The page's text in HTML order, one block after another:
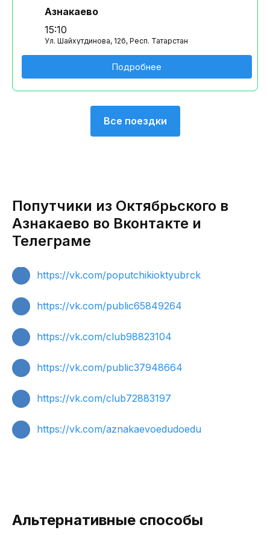
Азнакаево
15:10
Ул. Шайхутдинова, 12б, Респ. Татарстан
Подробнее
Все поездки
Попутчики из Октябрьского в
Азнакаево во Вконтакте и
Телеграме
https://vk.com/poputchikioktyubrck
https://vk.com/public65849264
https://vk.com/club98823104
https://vk.com/public37948664
https://vk.com/club72883197
https://vk.com/aznakaevoedudoedu
Альтернативные способы